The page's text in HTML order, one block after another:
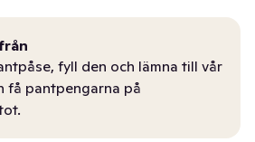
fyll den och lämna till vår
få pantpengarna på